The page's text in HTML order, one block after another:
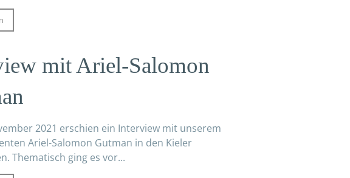
mit Ariel-Salomon
2021 erschien ein Interview mit unserem
Ariel-Salomon Gutman in den Kieler
Thematisch ging es vor...